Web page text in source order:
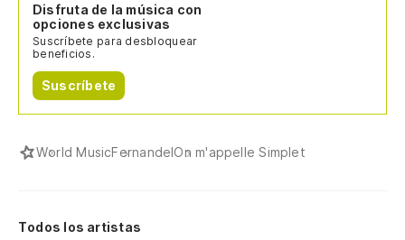
Disfruta de la música con
opciones exclusivas
Suscríbete para desbloquear
beneficios.
Suscríbete
World MusicFernandelOn m'appelle Simplet
Todos los artistas